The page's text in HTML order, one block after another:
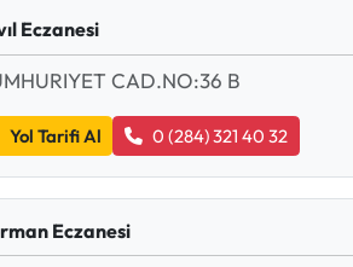
Eczanesi
CAD.NO:36 B
Yol Tarifi Al 0 (284) 321 40 32
Eczanesi